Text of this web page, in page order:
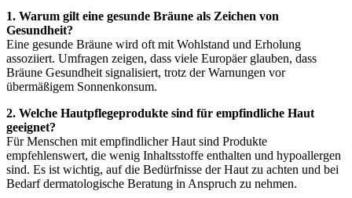
1. Warum gilt eine gesunde Bräune als Zeichen von
Gesundheit?
Eine gesunde Bräune wird oft mit Wohlstand und Erholung
assoziiert. Umfragen zeigen, dass viele Europäer glauben, dass
Bräune Gesundheit signalisiert, trotz der Warnungen vor
übermäßigem Sonnenkonsum.
2. Welche Hautpflegeprodukte sind für empfindliche Haut
geeignet?
Für Menschen mit empfindlicher Haut sind Produkte
empfehlenswert, die wenig Inhaltsstoffe enthalten und hypoallergen
sind. Es ist wichtig, auf die Bedürfnisse der Haut zu achten und bei
Bedarf dermatologische Beratung in Anspruch zu nehmen.